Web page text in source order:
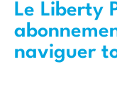
Le Liberty
naviguer